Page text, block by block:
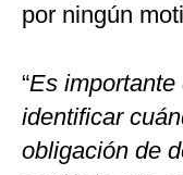
por ningún
“Es importante
identificar
obligación de